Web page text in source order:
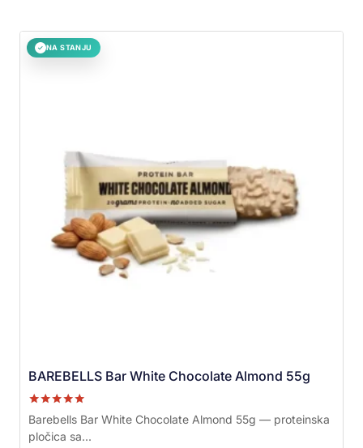
✓ NA STANJU
BAREBELLS Bar White Chocolate Almond 55g
Ocenjeno sa
5.00
od 5
Barebells Bar White Chocolate Almond 55g — proteinska
pločica sa...